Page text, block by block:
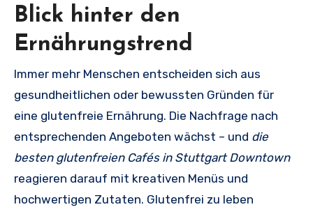
Blick hinter den
Ernährungstrend
Immer mehr Menschen entscheiden sich aus
gesundheitlichen oder bewussten Gründen für
eine glutenfreie Ernährung. Die Nachfrage nach
entsprechenden Angeboten wächst – und die
besten glutenfreien Cafés in Stuttgart Downtown
reagieren darauf mit kreativen Menüs und
hochwertigen Zutaten. Glutenfrei zu leben